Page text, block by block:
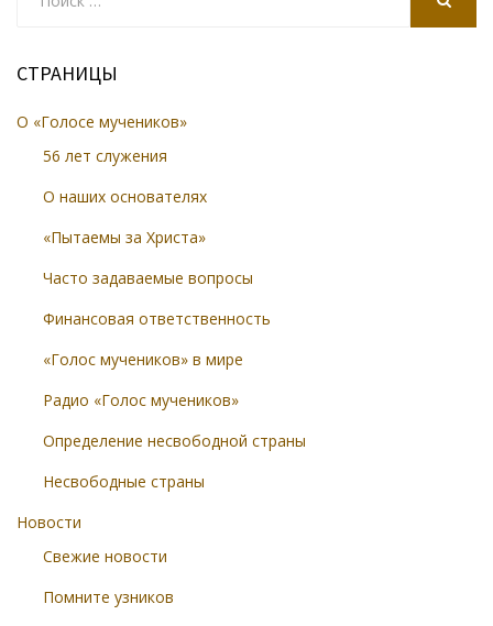
СТРАНИЦЫ
О «Голосе мучеников»
56 лет служения
О наших основателях
«Пытаемы за Христа»
Часто задаваемые вопросы
Финансовая ответственность
«Голос мучеников» в мире
Радио «Голос мучеников»
Определение несвободной страны
Несвободные страны
Новости
Свежие новости
Помните узников